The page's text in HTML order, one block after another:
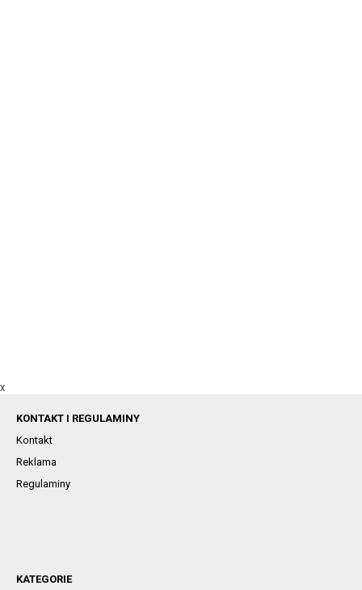
X
KONTAKT I REGULAMINY
Kontakt
Reklama
Regulaminy
KATEGORIE